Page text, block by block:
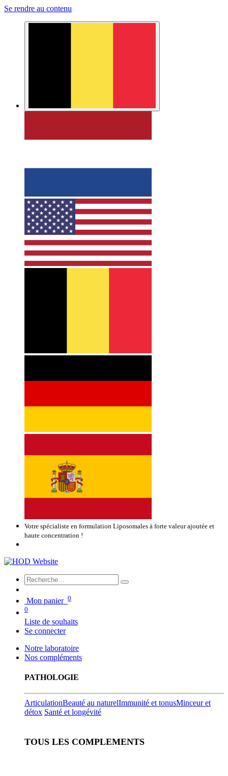
Se rendre au contenu
Votre spécialiste en formulation Liposomales à forte valeur ajoutée et
haute concentration !
Mon panier 0
0
Liste de souhaits
Se connecter
Notre laboratoire
Nos compléments
PATHOLOGIE
ArticulationBeauté au naturelImmunité et tonusMinceur et
détox Santé et longévité
TOUS LES COMPLEMENTS